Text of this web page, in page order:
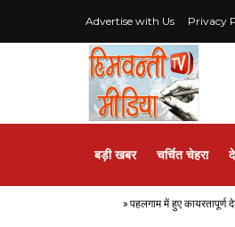
Advertise with Us Privacy
बड़ी खबर चर्चित चेहरा
» पहलगाम में हुए कायरतापूर्ण